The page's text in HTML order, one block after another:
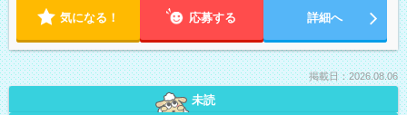
気になる！ 応募する 詳細へ
掲載日：2026.08.06
未読